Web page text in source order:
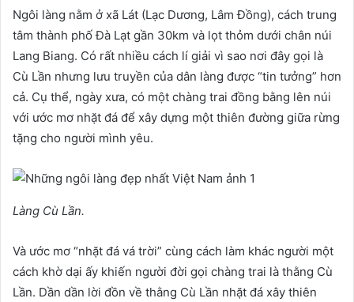
Ngôi làng nằm ở xã Lát (Lạc Dương, Lâm Đồng), cách trung
tâm thành phố Đà Lạt gần 30km và lọt thỏm dưới chân núi
Lang Biang. Có rất nhiều cách lí giải vì sao nơi đây gọi là
Cù Lần nhưng lưu truyền của dân làng được “tin tưởng” hơn
cả. Cụ thể, ngày xưa, có một chàng trai đồng bằng lên núi
với ước mơ nhặt đá để xây dựng một thiên đường giữa rừng
tặng cho người mình yêu.
Làng Cù Lần.
Và ước mơ “nhặt đá vá trời” cùng cách làm khác người một
cách khờ dại ấy khiến người đời gọi chàng trai là thằng Cù
Lần. Dần dần lời đồn về thằng Cù Lần nhặt đá xây thiên